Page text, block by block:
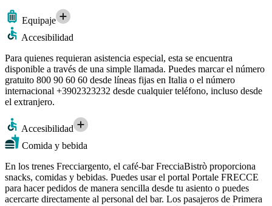
Equipaje
Accesibilidad
Para quienes requieran asistencia especial, esta se encuentra
disponible a través de una simple llamada. Puedes marcar el número
gratuito 800 90 60 60 desde líneas fijas en Italia o el número
internacional +3902323232 desde cualquier teléfono, incluso desde
el extranjero.
Accesibilidad
Comida y bebida
En los trenes Frecciargento, el café-bar FrecciaBistrò proporciona
snacks, comidas y bebidas. Puedes usar el portal Portale FRECCE
para hacer pedidos de manera sencilla desde tu asiento o puedes
acercarte directamente al personal del bar. Los pasajeros de Primera